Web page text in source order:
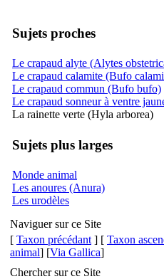
Sujets proches
Le crapaud alyte (Alytes
Le crapaud calamite (Bufo
Le crapaud commun (Bufo bufo)
Le crapaud sonneur à ventre
La rainette verte (Hyla arborea)
Sujets plus larges
Monde animal
Les anoures (Anura)
Les urodèles
Naviguer sur ce Site
[ Taxon précédant ] [ Taxon
animal] [Via Gallica]
Chercher sur ce Site